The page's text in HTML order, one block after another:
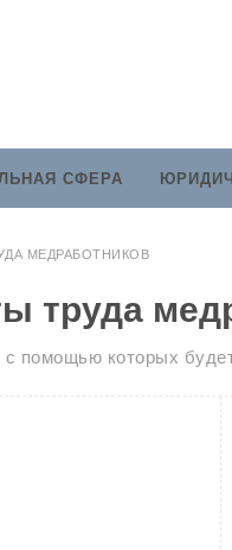
СФЕРА
МЕДРАБОТНИКОВ
труда
помощью которых